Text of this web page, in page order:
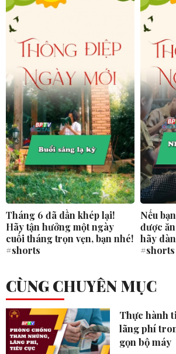
Tháng 6 đã dần khép lại!
Hãy tận hưởng một ngày
cuối tháng trọn vẹn, bạn nhé!
#shorts
Nếu
được
hãy
#shorts
CÙNG CHUYÊN MỤC
Thực hành
lãng phí
gọn bộ máy